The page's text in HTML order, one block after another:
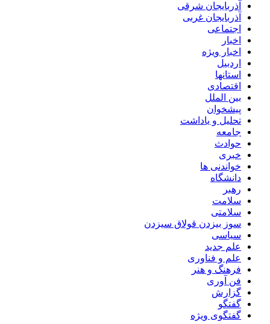
آذربایجان شرقی
آذربایجان غربی
اجتماعی
اخبار
اخبار ویژه
اردبیل
استانها
اقتصادی
بین الملل
پیشخوان
تحلیل و یاداشت
جامعه
حوادث
خبری
خواندنی ها
دانشگاه
رهبر
سلامت
سلامتی
سوز بیزدن قولاق سیزدن
سیاسی
علم جدید
علم و فناوری
فرهنگ و هنر
فن آوری
گزارش
گفتگو
گفتگوی ویژه